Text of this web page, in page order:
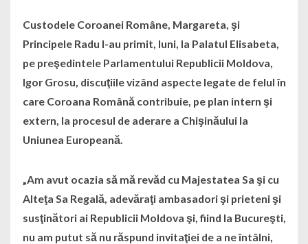
Custodele Coroanei Române, Margareta, şi
Principele Radu l-au primit, luni, la Palatul Elisabeta,
pe preşedintele Parlamentului Republicii Moldova,
Igor Grosu, discuţiile vizând aspecte legate de felul în
care Coroana Română contribuie, pe plan intern şi
extern, la procesul de aderare a Chişinăului la
Uniunea Europeană.
„Am avut ocazia să mă revăd cu Majestatea Sa şi cu
Alteţa Sa Regală, adevăraţi ambasadori şi prieteni şi
susţinători ai Republicii Moldova şi, fiind la Bucureşti,
nu am putut să nu răspund invitaţiei de a ne întâlni,